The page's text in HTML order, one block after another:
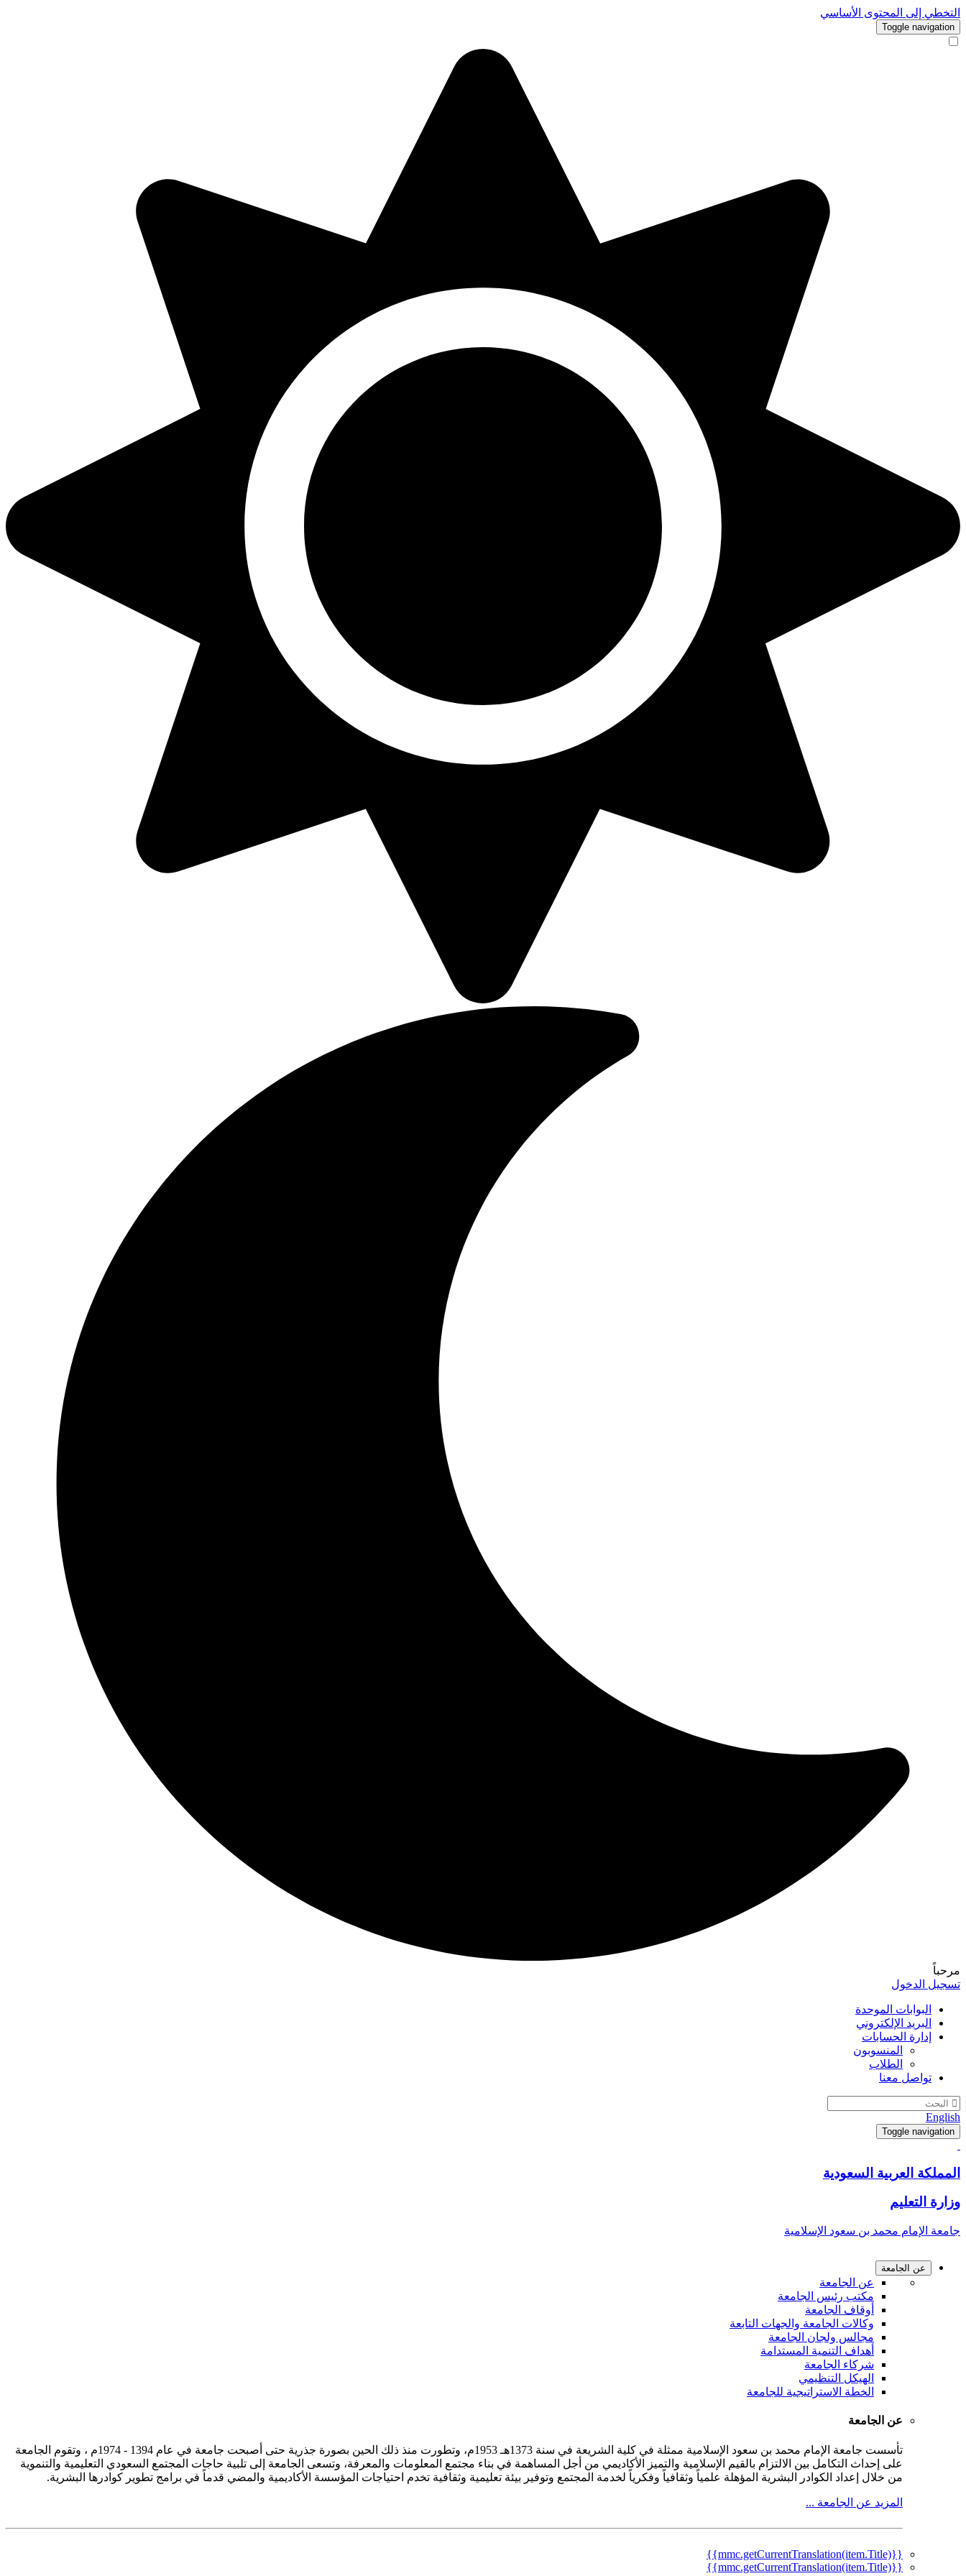
التخطي إلى المحتوى الأساسي
Toggle navigation
مرحباً
تسجيل الدخول
البوابات الموحدة
البريد الإلكتروني
إدارة الحسابات
المنسوبون
الطلاب
تواصل معنا
English
Toggle navigation
المملكة العربية السعودية
وزارة التعليم
جامعة الإمام محمد بن سعود الإسلامية
عن الجامعة
عن الجامعة
مكتب رئيس الجامعة
أوقاف الجامعة
وكالات الجامعة والجهات التابعة
مجالس ولجان الجامعة
أهداف التنمية المستدامة
شركاء الجامعة
الهيكل التنظيمي
الخطة الاستراتيجية للجامعة
عن الجامعة
تأسست جامعة الإمام محمد بن سعود الإسلامية ممثلة في كلية الشريعة في سنة 1373هـ 1953م، وتطورت منذ ذلك الحين بصورة جذرية حتى أصبحت جامعة في عام 1394 - 1974م ، وتقوم الجامعة
على إحداث التكامل بين الالتزام بالقيم الإسلامية والتميز الأكاديمي من أجل المساهمة في بناء مجتمع المعلومات والمعرفة، وتسعى الجامعة إلى تلبية حاجات المجتمع السعودي التعليمية والتنموية
من خلال إعداد الكوادر البشرية المؤهلة علمياً وثقافياً وفكرياً لخدمة المجتمع وتوفير بيئة تعليمية وثقافية تخدم احتياجات المؤسسة الأكاديمية والمضي قدماً في برامج تطوير كوادرها البشرية.
المزيد عن الجامعة ...
{{mmc.getCurrentTranslation(item.Title)}}
{{mmc.getCurrentTranslation(item.Title)}}